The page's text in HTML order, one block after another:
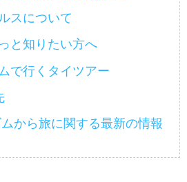
スについて
と知りたい方へ
で行くタイツアー
から旅に関する最新の情報